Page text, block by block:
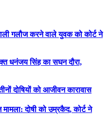
गलौज करने वाले युवक को कोर्ट ने
धनंजय सिंह का सघन दौरा,
दोषियों को आजीवन कारावास
दोषी को उम्रकैद, कोर्ट ने